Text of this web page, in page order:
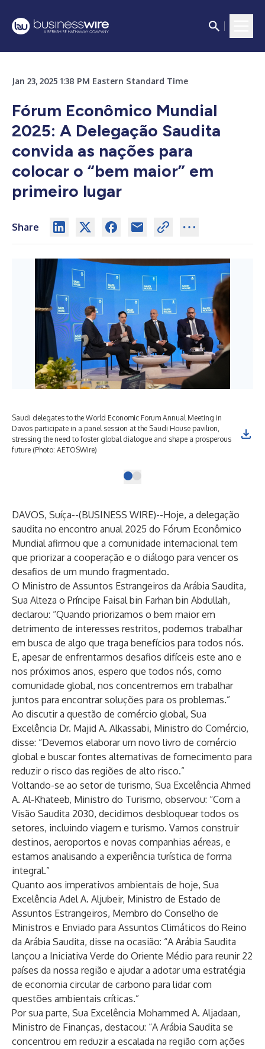
Jan 23, 2025 1:38 PM Eastern Standard Time
Fórum Econômico Mundial
2025: A Delegação Saudita
convida as nações para
colocar o “bem maior” em
primeiro lugar
Share
Saudi delegates to the World Economic Forum Annual Meeting in
Davos participate in a panel session at the Saudi House pavilion,
stressing the need to foster global dialogue and shape a prosperous
future (Photo: AETOSWire)
DAVOS, Suíça--(BUSINESS WIRE)--Hoje, a delegação
saudita no encontro anual 2025 do Fórum Econômico
Mundial afirmou que a comunidade internacional tem
que priorizar a cooperação e o diálogo para vencer os
desafios de um mundo fragmentado.
O Ministro de Assuntos Estrangeiros da Arábia Saudita,
Sua Alteza o Príncipe Faisal bin Farhan bin Abdullah,
declarou: “Quando priorizamos o bem maior em
detrimento de interesses restritos, podemos trabalhar
em busca de algo que traga benefícios para todos nós.
E, apesar de enfrentarmos desafios difíceis este ano e
nos próximos anos, espero que todos nós, como
comunidade global, nos concentremos em trabalhar
juntos para encontrar soluções para os problemas.”
Ao discutir a questão de comércio global, Sua
Excelência Dr. Majid A. Alkassabi, Ministro do Comércio,
disse: “Devemos elaborar um novo livro de comércio
global e buscar fontes alternativas de fornecimento para
reduzir o risco das regiões de alto risco.”
Voltando-se ao setor de turismo, Sua Excelência Ahmed
A. Al-Khateeb, Ministro do Turismo, observou: “Com a
Visão Saudita 2030, decidimos desbloquear todos os
setores, incluindo viagem e turismo. Vamos construir
destinos, aeroportos e novas companhias aéreas, e
estamos analisando a experiência turística de forma
integral.”
Quanto aos imperativos ambientais de hoje, Sua
Excelência Adel A. Aljubeir, Ministro de Estado de
Assuntos Estrangeiros, Membro do Conselho de
Ministros e Enviado para Assuntos Climáticos do Reino
da Arábia Saudita, disse na ocasião: “A Arábia Saudita
lançou a Iniciativa Verde do Oriente Médio para reunir 22
países da nossa região e ajudar a adotar uma estratégia
de economia circular de carbono para lidar com
questões ambientais críticas.”
Por sua parte, Sua Excelência Mohammed A. Aljadaan,
Ministro de Finanças, destacou: “A Arábia Saudita se
concentrou em reduzir a escalada na região com ações